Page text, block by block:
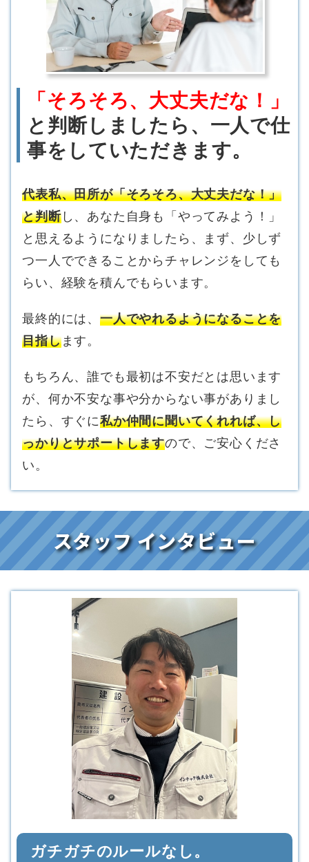
「そろそろ、大丈夫だな！」
と判断しましたら、一人で仕
事をしていただきます。
代表私、田所が「そろそろ、大丈夫だな！」
と判断し、あなた自身も「やってみよう！」
と思えるようになりましたら、まず、少しず
つ一人でできることからチャレンジをしても
らい、経験を積んでもらいます。
最終的には、一人でやれるようになることを
目指します。
もちろん、誰でも最初は不安だとは思います
が、何か不安な事や分からない事がありまし
たら、すぐに私か仲間に聞いてくれれば、し
っかりとサポートしますので、ご安心くださ
い。
スタッフ インタビュー
ガチガチのルールなし。